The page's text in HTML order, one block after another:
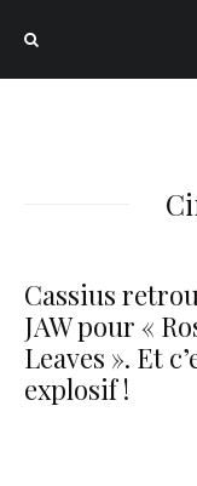
Cassius
JAW pour «
Leaves ». Et
explosif !